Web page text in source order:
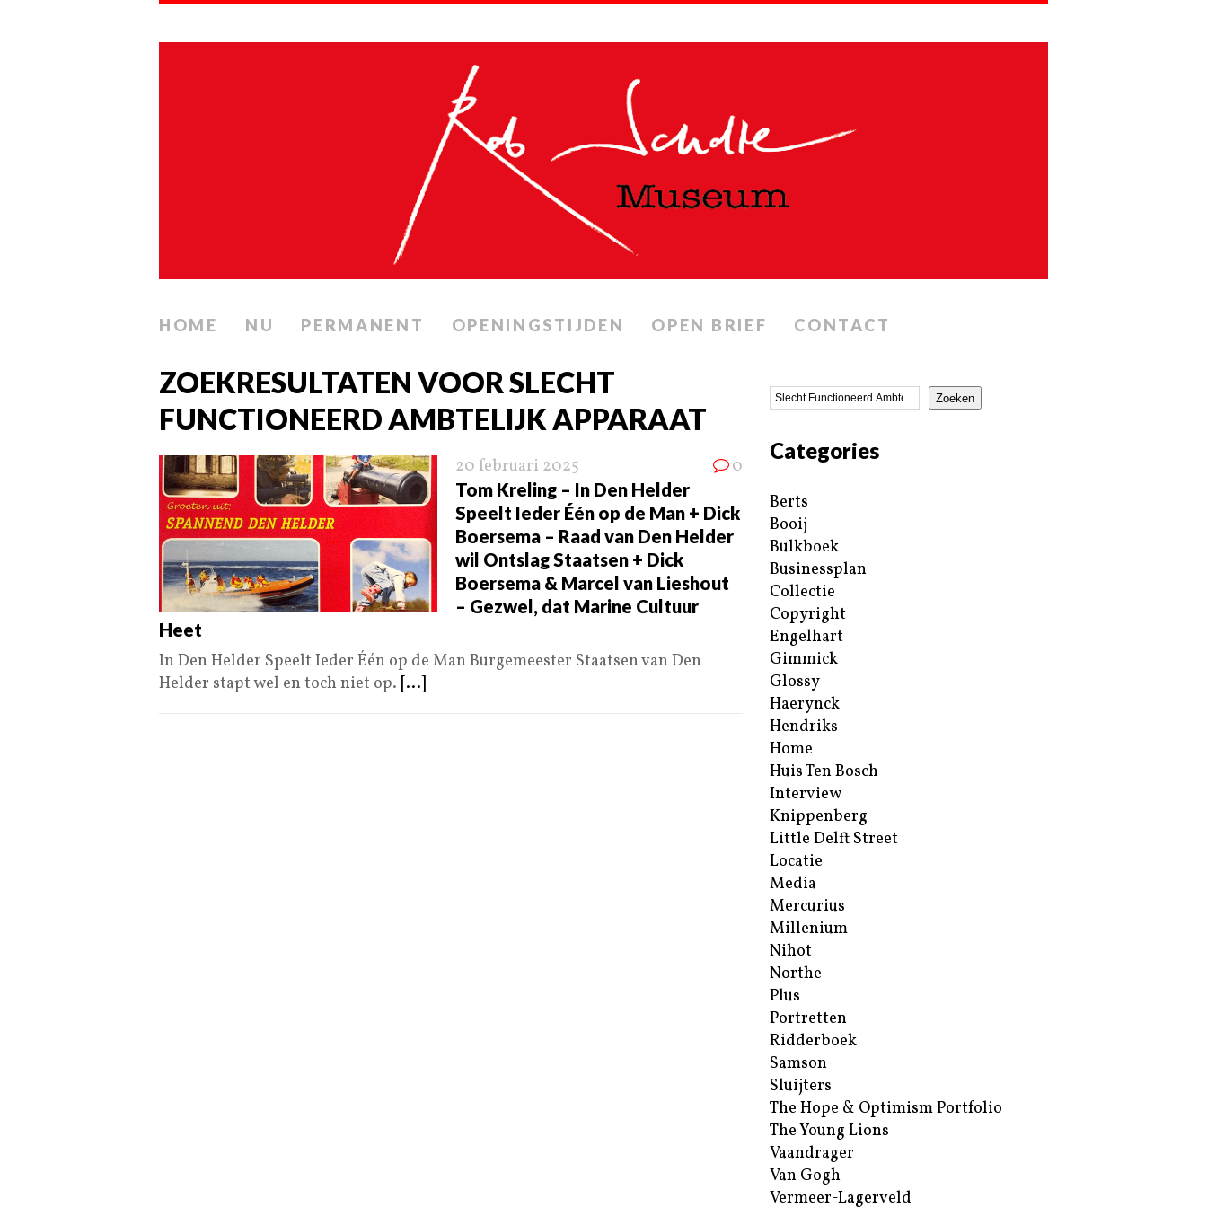
HOME NU PERMANENT OPENINGSTIJDEN OPEN BRIEF CONTACT
ZOEKRESULTATEN VOOR SLECHT
FUNCTIONEERD AMBTELIJK APPARAAT
20 februari 2025 0
Tom Kreling – In Den Helder
Speelt Ieder Één op de Man + Dick
Boersema – Raad van Den Helder
wil Ontslag Staatsen + Dick
Boersema & Marcel van Lieshout
– Gezwel, dat Marine Cultuur
Heet
In Den Helder Speelt Ieder Één op de Man Burgemeester Staatsen van Den
Helder stapt wel en toch niet op. [...]
Zoeken
Categories
Berts
Booij
Bulkboek
Businessplan
Collectie
Copyright
Engelhart
Gimmick
Glossy
Haerynck
Hendriks
Home
Huis Ten Bosch
Interview
Knippenberg
Little Delft Street
Locatie
Media
Mercurius
Millenium
Nihot
Northe
Plus
Portretten
Ridderboek
Samson
Sluijters
The Hope & Optimism Portfolio
The Young Lions
Vaandrager
Van Gogh
Vermeer-Lagerveld